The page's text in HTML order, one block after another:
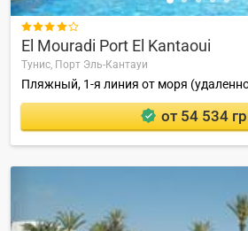

El Mouradi Port El Kantaoui
Тунис, Порт Эль-Кантауи
Пляжный, 1-я линия от моря
от 54 534